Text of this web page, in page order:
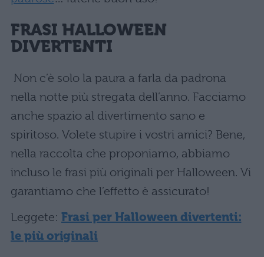
FRASI HALLOWEEN
DIVERTENTI
Non c’è solo la paura a farla da padrona
nella notte più stregata dell’anno. Facciamo
anche spazio al divertimento sano e
spiritoso. Volete stupire i vostri amici? Bene,
nella raccolta che proponiamo, abbiamo
incluso le frasi più originali per Halloween. Vi
garantiamo che l’effetto è assicurato!
Leggete: Frasi per Halloween divertenti:
le più originali